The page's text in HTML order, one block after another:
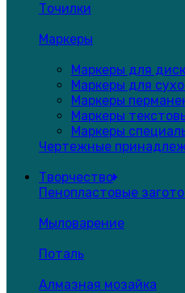
Точилки
Маркеры
Маркеры для
Маркеры для
Маркеры
Маркеры
Маркеры
Чертежные
Творчество
Пенопластовые
Мыловарение
Поталь
Алмазная мозайка